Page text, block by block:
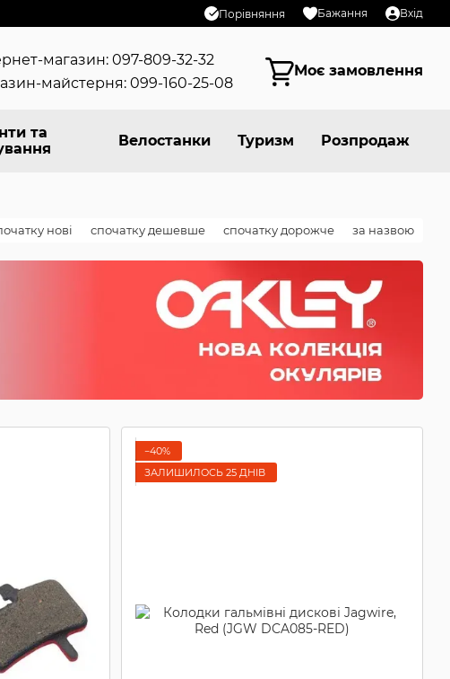
Порівняння Бажання Вхід
магазин: 097-809-32-32
майстерня: 099-160-25-08
Моє замовлення
та
Велостанки Туризм Розпродаж
нові спочатку дешевше спочатку дорожче за назвою
−40%
ЗАЛИШИЛОСЬ 25 ДНІВ